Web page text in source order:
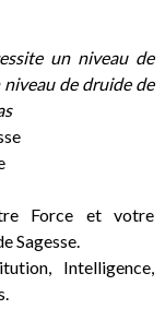
un niveau de
de druide de
Force et votre
Sagesse.
Intelligence,